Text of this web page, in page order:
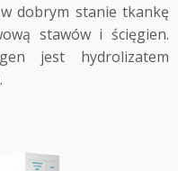
dobrym stanie tkankę
stawów i ścięgien.
jest hydrolizatem